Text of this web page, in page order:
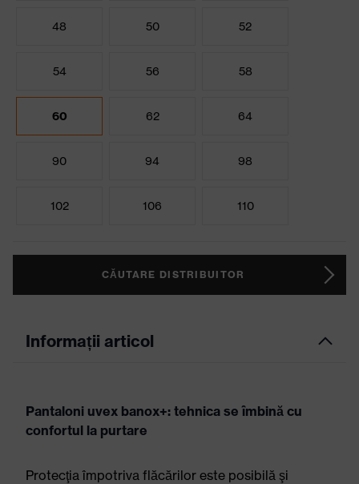
48 50 52
54 56 58
60 62 64
90 94 98
102 106 110
CĂUTARE DISTRIBUITOR
Informații articol
Pantaloni uvex banox+: tehnica se îmbină cu
confortul la purtare
Protecţia împotriva flăcărilor este posibilă şi